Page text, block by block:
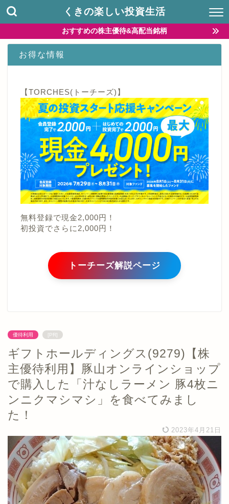
くきの楽しい投資生活
おすすめの株主優待&高配当銘柄
お得な情報
【TORCHES(トーチーズ)】
無料登録で現金2,000円！
初投資でさらに2,000円！
トーチーズ解説ページ
優待利用 [PR]
ギフトホールディングス(9279)【株
主優待利用】豚山オンラインショップ
で購入した「汁なしラーメン 豚4枚ニ
ンニクマシマシ」を食べてみまし
た！
2023年4月21日